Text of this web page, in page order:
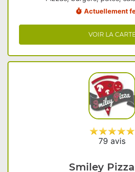
Actuellement
VOIR LA
79 avis
Smiley Pizza